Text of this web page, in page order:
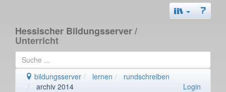
Hessischer Bildungsserver/
Unterricht
bildungsserver lernen
rundschreiben
archiv 2014
Login